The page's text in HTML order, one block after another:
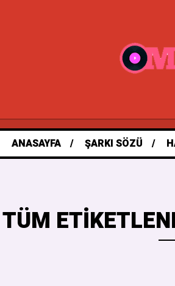
ANASAYFA ŞARKI SÖZÜ
TÜM